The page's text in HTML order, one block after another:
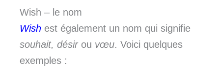
Wish – le nom
Wish est également un nom qui signifie
souhait, désirou vœu. Voici quelques
exemples :